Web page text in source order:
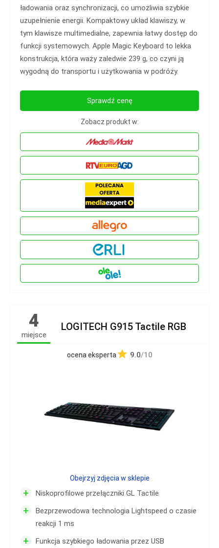
ładowania oraz synchronizacji, co umożliwia szybkie
uzupełnienie energii. Kompaktowy układ klawiszy, w
tym klawisze multimedialne, zapewnia łatwy dostęp do
funkcji systemowych. Apple Magic Keyboard to lekka
konstrukcja, która waży zaledwie 239 g, co czyni ją
wygodną do transportu i użytkowania w podróży.
Sprawdź cenę
Zobacz produkt w:
4
miejsce
LOGITECH G915 Tactile RGB
ocena eksperta 9.0/10
+ Niskoprofilowe przełączniki GL Tactile
+
Bezprzewodowa technologia Lightspeed o czasie
reakcji 1 ms
+ Funkcja szybkiego ładowania przez USB
Obejrzyj zdjęcia w sklepie